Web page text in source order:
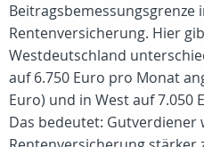
Beitragsbemessungsgrenze
Rentenversicherung. Hier
Westdeutschland
auf 6.750 Euro pro Monat
Euro) und in West auf 7.050
Das bedeutet: Gutverdiener